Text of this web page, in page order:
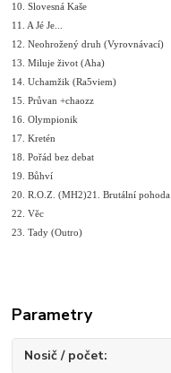
10. Slovesná Kaše
11. A Jé Je...
12. Neohrožený druh (Vyrovnávací)
13. Miluje život (Aha)
14. Uchamžik (Ra5viem)
15. Průvan +chaozz
16. Olympionik
17. Kretén
18. Pořád bez debat
19. Bůhví
20. R.O.Z. (MH2)21. Brutální pohoda
22. Věc
23. Tady (Outro)
Parametry
Nosič / počet